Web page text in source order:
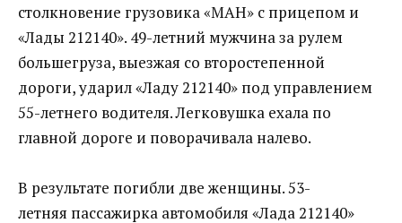
столкновение грузовика «МАН» с прицепом и
«Лады 212140». 49-летний мужчина за рулем
большегруза, выезжая со второстепенной
дороги, ударил «Ладу 212140» под управлением
55-летнего водителя. Легковушка ехала по
главной дороге и поворачивала налево.
В результате погибли две женщины. 53-
летняя пассажирка автомобиля «Лада 212140»